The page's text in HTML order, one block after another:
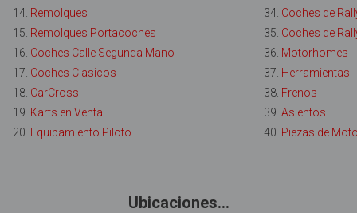
14. Remolques 34. Coches de
15. Remolques Portacoches 35. Coches de
16. Coches Calle Segunda Mano 36. Motorhomes
17. Coches Clasicos 37. Herramientas
18. CarCross 38. Frenos
19. Karts en Venta 39. Asientos
20. Equipamiento Piloto 40. Piezas de
Ubicaciones...